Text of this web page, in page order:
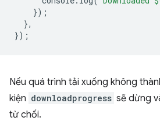
});
},
});
Nếu quá trình tải xuống không
kiện downloadprogress sẽ dừng
từ chối.